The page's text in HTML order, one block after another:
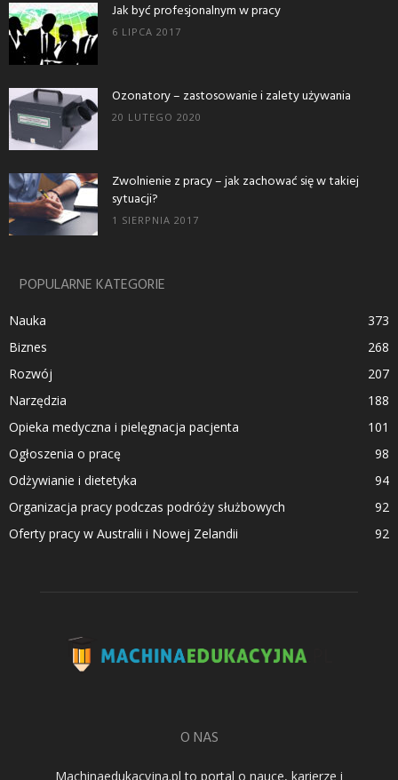
Jak być profesjonalnym w pracy
6 LIPCA 2017
Ozonatory – zastosowanie i zalety używania
20 LUTEGO 2020
Zwolnienie z pracy – jak zachować się w takiej
sytuacji?
1 SIERPNIA 2017
POPULARNE KATEGORIE
Nauka
373
Biznes
268
Rozwój
207
Narzędzia
188
Opieka medyczna i pielęgnacja pacjenta
101
Ogłoszenia o pracę
98
Odżywianie i dietetyka
94
Organizacja pracy podczas podróży służbowych
92
Oferty pracy w Australii i Nowej Zelandii
92
O NAS
Machinaedukacyjna.pl to portal o nauce, karierze i